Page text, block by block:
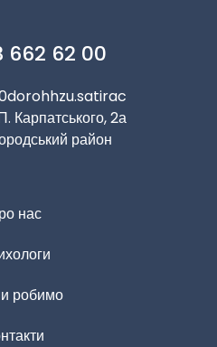
662 62 00
Карпатського, 2а
район
нас
робимо